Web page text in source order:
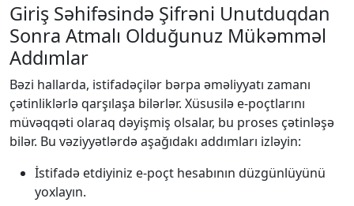
Giriş Səhifəsində Şifrəni Unutduqdan
Sonra Atmalı Olduğunuz Mükəmməl
Addımlar
Bəzi hallarda, istifadəçilər bərpa əməliyyatı zamanı
çətinliklərlə qarşılaşa bilərlər. Xüsusilə e-poçtlarını
müvəqqəti olaraq dəyişmiş olsalar, bu proses çətinləşə
bilər. Bu vəziyyətlərdə aşağıdakı addımları izləyin:
İstifadə etdiyiniz e-poçt hesabının düzgünlüyünü
yoxlayın.